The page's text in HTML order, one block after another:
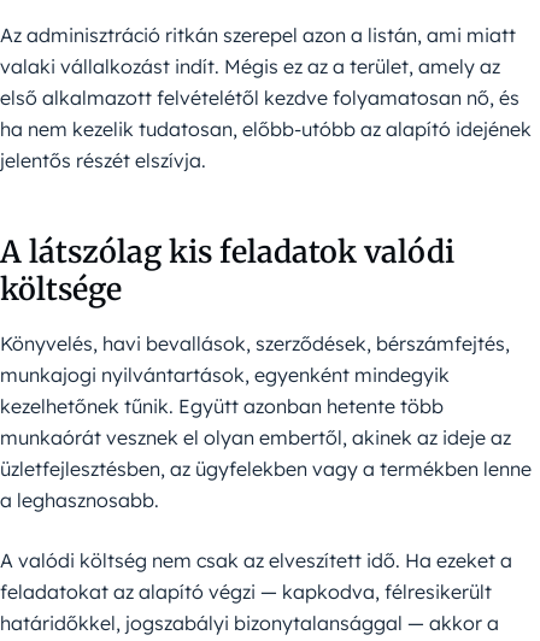
Az adminisztráció ritkán szerepel azon a listán, ami miatt
valaki vállalkozást indít. Mégis ez az a terület, amely az
első alkalmazott felvételétől kezdve folyamatosan nő, és
ha nem kezelik tudatosan, előbb-utóbb az alapító idejének
jelentős részét elszívja.
A látszólag kis feladatok valódi
költsége
Könyvelés, havi bevallások, szerződések, bérszámfejtés,
munkajogi nyilvántartások, egyenként mindegyik
kezelhetőnek tűnik. Együtt azonban hetente több
munkaórát vesznek el olyan embertől, akinek az ideje az
üzletfejlesztésben, az ügyfelekben vagy a termékben lenne
a leghasznosabb.
A valódi költség nem csak az elveszített idő. Ha ezeket a
feladatokat az alapító végzi — kapkodva, félresikerült
határidőkkel, jogszabályi bizonytalansággal — akkor a